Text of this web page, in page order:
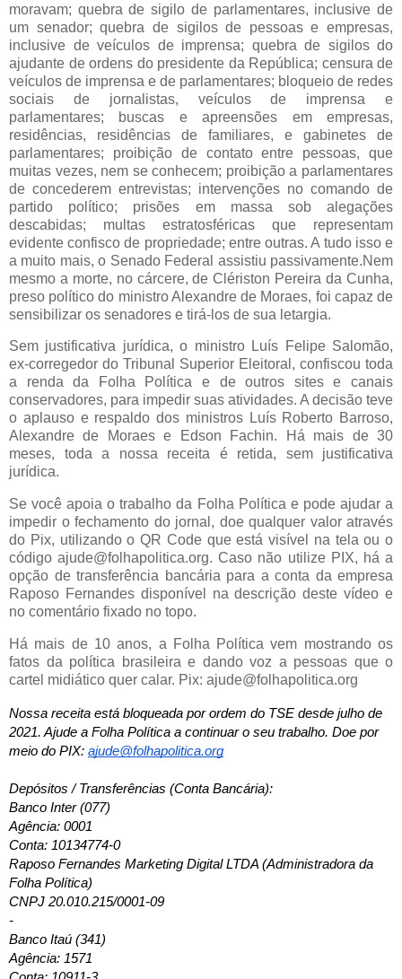
moravam; quebra de sigilo de parlamentares, inclusive de
um senador; quebra de sigilos de pessoas e empresas,
inclusive de veículos de imprensa; quebra de sigilos do
ajudante de ordens do presidente da República; censura de
veículos de imprensa e de parlamentares; bloqueio de redes
sociais de jornalistas, veículos de imprensa e
parlamentares; buscas e apreensões em empresas,
residências, residências de familiares, e gabinetes de
parlamentares; proibição de contato entre pessoas, que
muitas vezes, nem se conhecem; proibição a parlamentares
de concederem entrevistas; intervenções no comando de
partido político; prisões em massa sob alegações
descabidas; multas estratosféricas que representam
evidente confisco de propriedade; entre outras. A tudo isso e
a muito mais, o Senado Federal assistiu passivamente.Nem
mesmo a morte, no cárcere, de Clériston Pereira da Cunha,
preso político do ministro Alexandre de Moraes, foi capaz de
sensibilizar os senadores e tirá-los de sua letargia.
Sem justificativa jurídica, o ministro Luís Felipe Salomão,
ex-corregedor do Tribunal Superior Eleitoral, confiscou toda
a renda da Folha Política e de outros sites e canais
conservadores, para impedir suas atividades. A decisão teve
o aplauso e respaldo dos ministros Luís Roberto Barroso,
Alexandre de Moraes e Edson Fachin. Há mais de 30
meses, toda a nossa receita é retida, sem justificativa
jurídica.
Se você apoia o trabalho da Folha Política e pode ajudar a
impedir o fechamento do jornal, doe qualquer valor através
do Pix, utilizando o QR Code que está visível na tela ou o
código ajude@folhapolitica.org. Caso não utilize PIX, há a
opção de transferência bancária para a conta da empresa
Raposo Fernandes disponível na descrição deste vídeo e
no comentário fixado no topo.
Há mais de 10 anos, a Folha Política vem mostrando os
fatos da política brasileira e dando voz a pessoas que o
cartel midiático quer calar. Pix: ajude@folhapolitica.org
Nossa receita está bloqueada por ordem do TSE desde julho de
2021. Ajude a Folha Política a continuar o seu trabalho. Doe por
meio do PIX: ajude@folhapolitica.org
Depósitos / Transferências (Conta Bancária):
Banco Inter (077)
Agência: 0001
Conta: 10134774-0
Raposo Fernandes Marketing Digital LTDA (Administradora da
Folha Política)
CNPJ 20.010.215/0001-09
-
Banco Itaú (341)
Agência: 1571